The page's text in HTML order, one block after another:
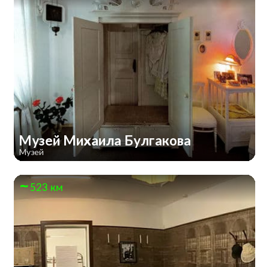
Музей Михаила Булгакова
Музей
523 км